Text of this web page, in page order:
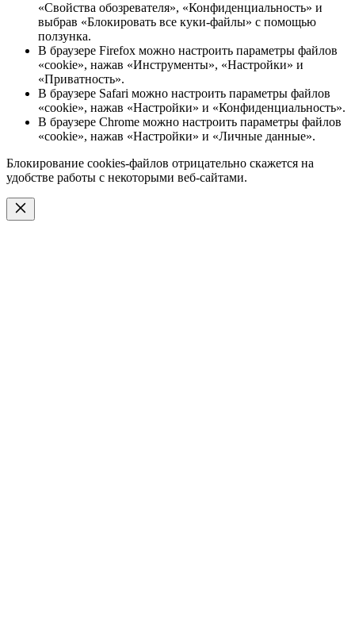
«Свойства обозревателя», «Конфиденциальность» и
выбрав «Блокировать все куки-файлы» с помощью
ползунка.
В браузере Firefox можно настроить параметры файлов
«cookie», нажав «Инструменты», «Настройки» и
«Приватность».
В браузере Safari можно настроить параметры файлов
«cookie», нажав «Настройки» и «Конфиденциальность».
В браузере Chrome можно настроить параметры файлов
«cookie», нажав «Настройки» и «Личные данные».
Блокирование cookies-файлов отрицательно скажется на
удобстве работы с некоторыми веб-сайтами.